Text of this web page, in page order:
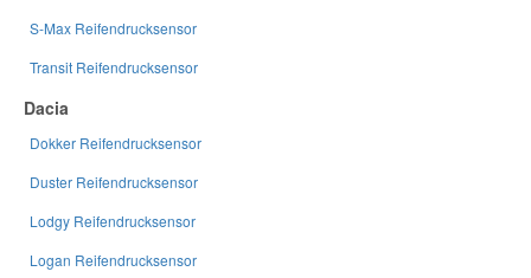
S-Max Reifendrucksensor
Transit Reifendrucksensor
Dacia
Dokker Reifendrucksensor
Duster Reifendrucksensor
Lodgy Reifendrucksensor
Logan Reifendrucksensor